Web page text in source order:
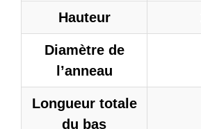
Hauteur
Diamètre de
l’anneau
Longueur totale
du bas